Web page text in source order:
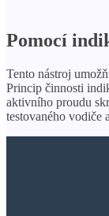
Pomocí
Tento nástroj
Princip činnosti
aktivního proudu
testovaného vodiče